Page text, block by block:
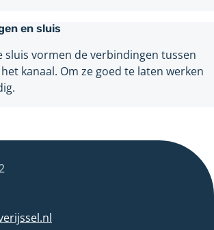
en sluis
sluis vormen de verbindingen tussen
kanaal. Om ze goed te laten werken